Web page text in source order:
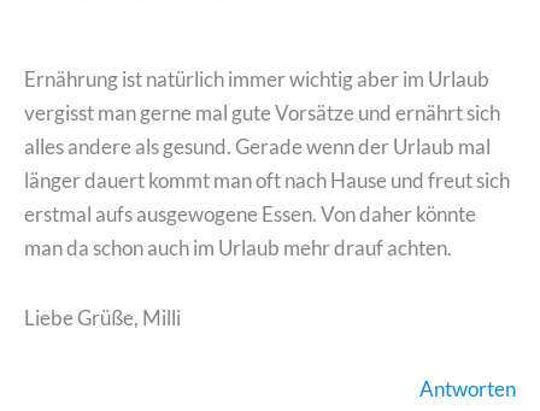
Ernährung ist natürlich immer wichtig aber im Urlaub
vergisst man gerne mal gute Vorsätze und ernährt sich
alles andere als gesund. Gerade wenn der Urlaub mal
länger dauert kommt man oft nach Hause und freut sich
erstmal aufs ausgewogene Essen. Von daher könnte
man da schon auch im Urlaub mehr drauf achten.
Liebe Grüße, Milli
Antworten